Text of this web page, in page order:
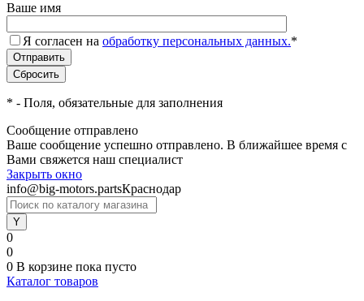
Ваше имя
Я согласен на обработку персональных данных.*
* - Поля, обязательные для заполнения
Сообщение отправлено
Ваше сообщение успешно отправлено. В ближайшее время с
Вами свяжется наш специалист
Закрыть окно
info@big-motors.partsКраснодар
0
0
0 В корзине пока пусто
Каталог товаров